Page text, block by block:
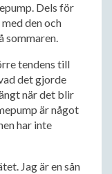
Dels för
den och
sommaren.
tendens till
det gjorde
när det blir
är något
har inte
Jag är en sån